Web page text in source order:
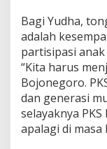
Bagi Yudha,
adalah
partisipasi
“Kita harus
Bojonegoro.
dan generasi
selayaknya
apalagi di masa